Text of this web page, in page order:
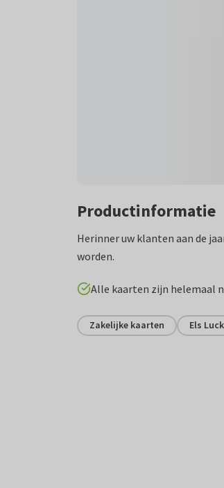
Productinformatie
Herinner uw klanten aan de
worden.
Alle kaarten zijn helemaal
Zakelijke kaarten Els